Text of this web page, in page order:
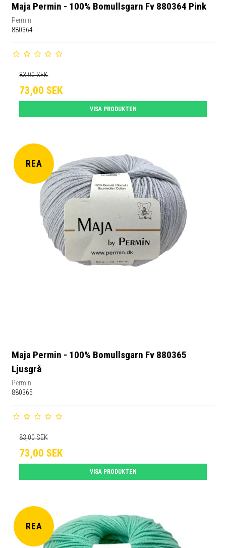
Maja Permin - 100% Bomullsgarn Fv 880364 Pink
Permin
880364
83,00 SEK
73,00 SEK
VISA PRODUKTEN
REA
Maja Permin - 100% Bomullsgarn Fv 880365
Ljusgrå
Permin
880365
83,00 SEK
73,00 SEK
VISA PRODUKTEN
REA